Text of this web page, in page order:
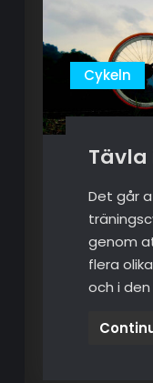
Cykeln
Tävla
Det går
genom
flera
och i